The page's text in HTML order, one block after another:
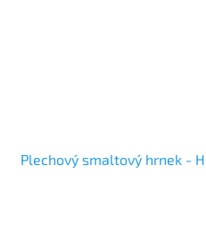
Plechový smaltový hrnek -